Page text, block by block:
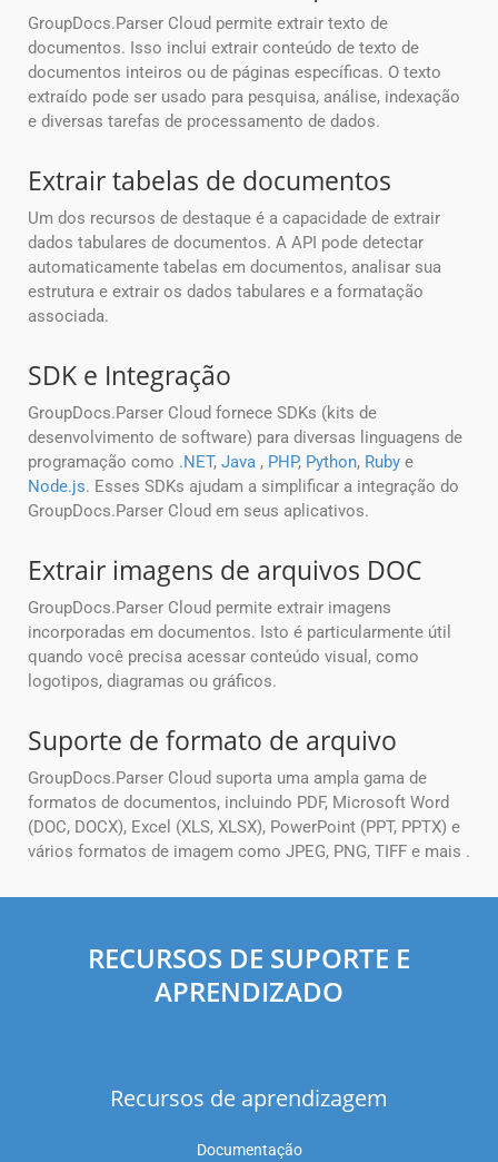
GroupDocs.Parser Cloud permite extrair texto de
documentos. Isso inclui extrair conteúdo de texto de
documentos inteiros ou de páginas específicas. O texto
extraído pode ser usado para pesquisa, análise, indexação
e diversas tarefas de processamento de dados.
Extrair tabelas de documentos
Um dos recursos de destaque é a capacidade de extrair
dados tabulares de documentos. A API pode detectar
automaticamente tabelas em documentos, analisar sua
estrutura e extrair os dados tabulares e a formatação
associada.
SDK e Integração
GroupDocs.Parser Cloud fornece SDKs (kits de
desenvolvimento de software) para diversas linguagens de
programação como .NET, Java , PHP, Python, Ruby e
Node.js. Esses SDKs ajudam a simplificar a integração do
GroupDocs.Parser Cloud em seus aplicativos.
Extrair imagens de arquivos DOC
GroupDocs.Parser Cloud permite extrair imagens
incorporadas em documentos. Isto é particularmente útil
quando você precisa acessar conteúdo visual, como
logotipos, diagramas ou gráficos.
Suporte de formato de arquivo
GroupDocs.Parser Cloud suporta uma ampla gama de
formatos de documentos, incluindo PDF, Microsoft Word
(DOC, DOCX), Excel (XLS, XLSX), PowerPoint (PPT, PPTX) e
vários formatos de imagem como JPEG, PNG, TIFF e mais .
RECURSOS DE SUPORTE E
APRENDIZADO
Recursos de aprendizagem
Documentação